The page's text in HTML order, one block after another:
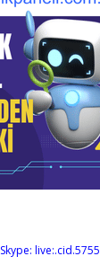
Skype: